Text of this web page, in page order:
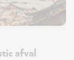
afval